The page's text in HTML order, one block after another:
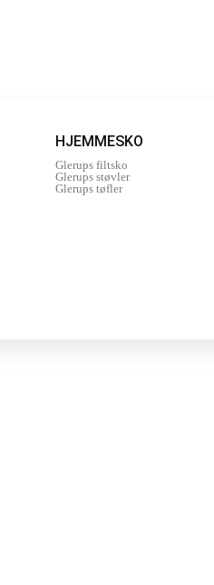
HJEMMESKO
Glerups filtsko
Glerups støvler
Glerups tøfler